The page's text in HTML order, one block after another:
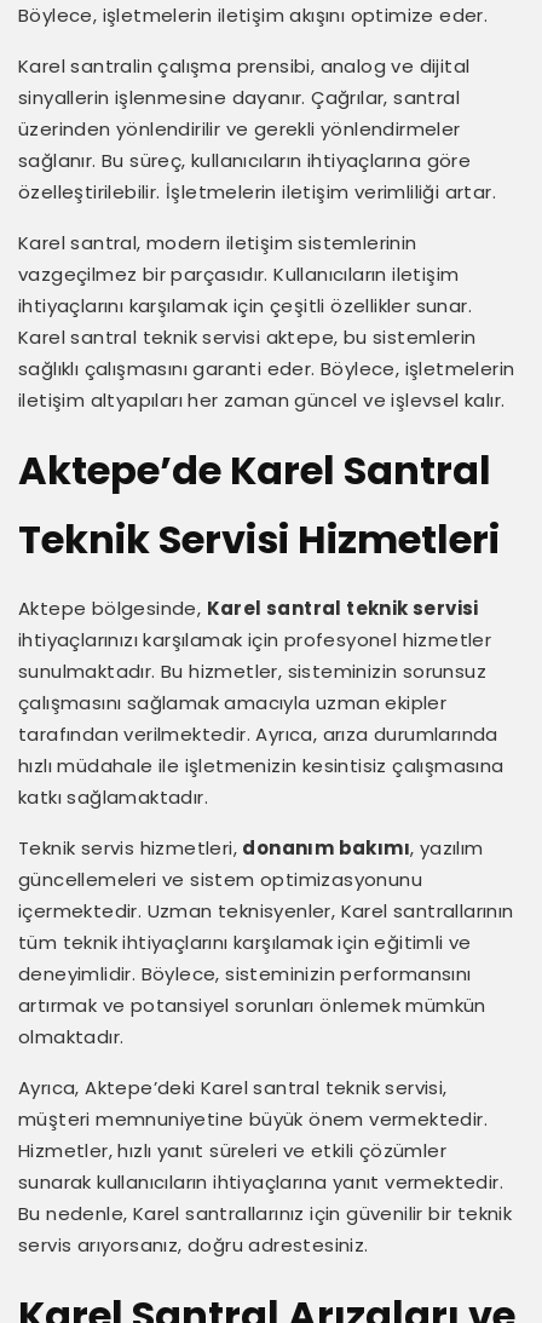
Böylece, işletmelerin iletişim akışını optimize eder.
Karel santralin çalışma prensibi, analog ve dijital
sinyallerin işlenmesine dayanır. Çağrılar, santral
üzerinden yönlendirilir ve gerekli yönlendirmeler
sağlanır. Bu süreç, kullanıcıların ihtiyaçlarına göre
özelleştirilebilir. İşletmelerin iletişim verimliliği artar.
Karel santral, modern iletişim sistemlerinin
vazgeçilmez bir parçasıdır. Kullanıcıların iletişim
ihtiyaçlarını karşılamak için çeşitli özellikler sunar.
Karel santral teknik servisi aktepe, bu sistemlerin
sağlıklı çalışmasını garanti eder. Böylece, işletmelerin
iletişim altyapıları her zaman güncel ve işlevsel kalır.
Aktepe’de Karel Santral
Teknik Servisi Hizmetleri
Aktepe bölgesinde, Karel santral teknik servisi
ihtiyaçlarınızı karşılamak için profesyonel hizmetler
sunulmaktadır. Bu hizmetler, sisteminizin sorunsuz
çalışmasını sağlamak amacıyla uzman ekipler
tarafından verilmektedir. Ayrıca, arıza durumlarında
hızlı müdahale ile işletmenizin kesintisiz çalışmasına
katkı sağlamaktadır.
Teknik servis hizmetleri, donanım bakımı, yazılım
güncellemeleri ve sistem optimizasyonunu
içermektedir. Uzman teknisyenler, Karel santrallarının
tüm teknik ihtiyaçlarını karşılamak için eğitimli ve
deneyimlidir. Böylece, sisteminizin performansını
artırmak ve potansiyel sorunları önlemek mümkün
olmaktadır.
Ayrıca, Aktepe’deki Karel santral teknik servisi,
müşteri memnuniyetine büyük önem vermektedir.
Hizmetler, hızlı yanıt süreleri ve etkili çözümler
sunarak kullanıcıların ihtiyaçlarına yanıt vermektedir.
Bu nedenle, Karel santrallarınız için güvenilir bir teknik
servis arıyorsanız, doğru adrestesiniz.